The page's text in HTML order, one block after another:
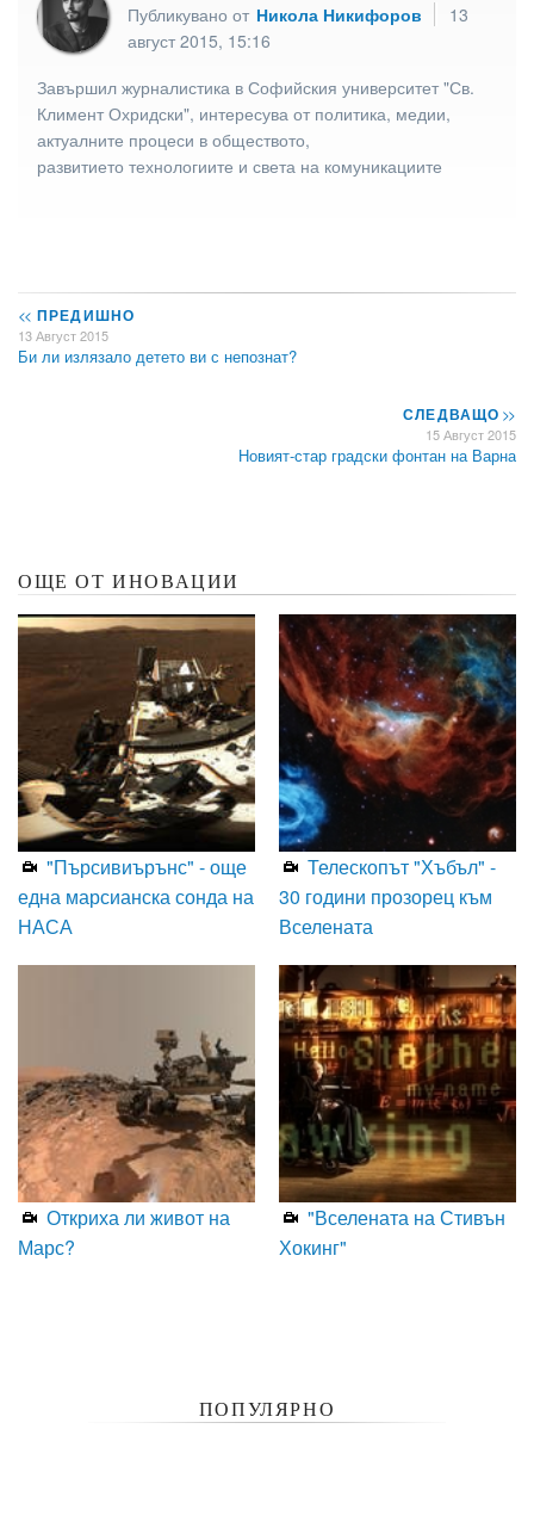
Публикувано от Никола Никифоров
13
август 2015, 15:16
Завършил журналистика в Софийския университет "Св.
Климент Охридски", интересува от политика, медии,
актуалните процеси в обществото,
развитието технологиите и света на комуникациите
<< ПРЕДИШНО
13 Август 2015
Би ли излязало детето ви с непознат?
СЛЕДВАЩО>>
15 Август 2015
Новият-стар градски фонтан на Варна
ОЩЕ ОТ ИНОВАЦИИ
"Пърсивиърънс" - още
една марсианска сонда на
НАСА
Телескопът "Хъбъл" -
30 години прозорец към
Вселената
Откриха ли живот на
Марс?
"Вселената на Стивън
Хокинг"
ПОПУЛЯРНО